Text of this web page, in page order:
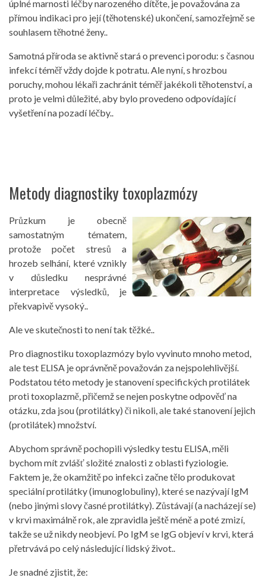
úplné marnosti léčby narozeného dítěte, je považována za
přímou indikaci pro její (těhotenské) ukončení, samozřejmě se
souhlasem těhotné ženy..
Samotná příroda se aktivně stará o prevenci porodu: s časnou
infekcí téměř vždy dojde k potratu. Ale nyní, s hrozbou
poruchy, mohou lékaři zachránit téměř jakékoli těhotenství, a
proto je velmi důležité, aby bylo provedeno odpovídající
vyšetření na pozadí léčby..
Metody diagnostiky toxoplazmózy
Průzkum je obecně
samostatným tématem,
protože počet stresů a
hrozeb selhání, které vznikly
v důsledku nesprávné
interpretace výsledků, je
překvapivě vysoký..
Ale ve skutečnosti to není tak těžké..
Pro diagnostiku toxoplazmózy bylo vyvinuto mnoho metod,
ale test ELISA je oprávněně považován za nejspolehlivější.
Podstatou této metody je stanovení specifických protilátek
proti toxoplazmě, přičemž se nejen poskytne odpověď na
otázku, zda jsou (protilátky) či nikoli, ale také stanovení jejich
(protilátek) množství.
Abychom správně pochopili výsledky testu ELISA, měli
bychom mít zvlášť složité znalosti z oblasti fyziologie.
Faktem je, že okamžitě po infekci začne tělo produkovat
speciální protilátky (imunoglobuliny), které se nazývají IgM
(nebo jinými slovy časné protilátky). Zůstávají (a nacházejí se)
v krvi maximálně rok, ale zpravidla ještě méně a poté zmizí,
takže se už nikdy neobjeví. Po IgM se IgG objeví v krvi, která
přetrvává po celý následující lidský život..
Je snadné zjistit, že: